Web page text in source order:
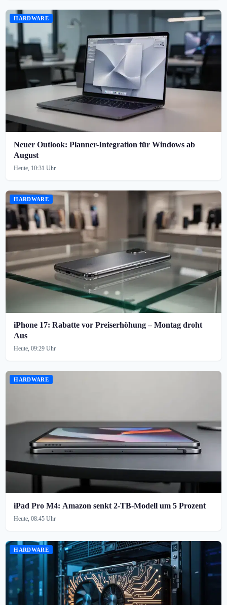
HARDWARE
Neuer Outlook: Planner-Integration für Windows ab
August
Heute, 10:31 Uhr
HARDWARE
iPhone 17: Rabatte vor Preiserhöhung – Montag droht
Aus
Heute, 09:29 Uhr
HARDWARE
iPad Pro M4: Amazon senkt 2-TB-Modell um 5 Prozent
Heute, 08:45 Uhr
HARDWARE